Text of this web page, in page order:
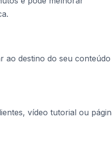
ao destino do seu conteúdo
vídeo tutorial ou